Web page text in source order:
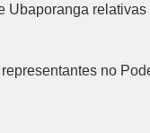
Ubaporanga
no